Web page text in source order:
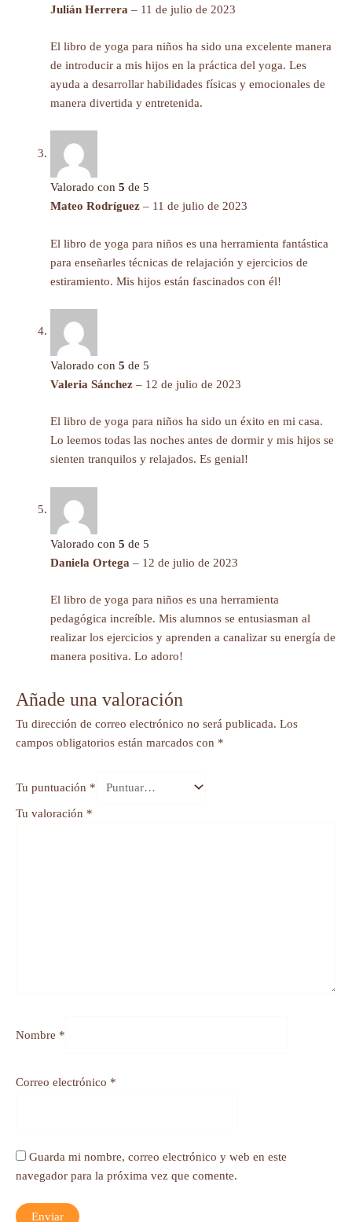
Julián Herrera – 11 de julio de 2023
El libro de yoga para niños ha sido una excelente manera
de introducir a mis hijos en la práctica del yoga. Les
ayuda a desarrollar habilidades físicas y emocionales de
manera divertida y entretenida.
Valorado con 5 de 5
Mateo Rodríguez – 11 de julio de 2023
El libro de yoga para niños es una herramienta fantástica
para enseñarles técnicas de relajación y ejercicios de
estiramiento. Mis hijos están fascinados con él!
Valorado con 5 de 5
Valeria Sánchez – 12 de julio de 2023
El libro de yoga para niños ha sido un éxito en mi casa.
Lo leemos todas las noches antes de dormir y mis hijos se
sienten tranquilos y relajados. Es genial!
Valorado con 5 de 5
Daniela Ortega – 12 de julio de 2023
El libro de yoga para niños es una herramienta
pedagógica increíble. Mis alumnos se entusiasman al
realizar los ejercicios y aprenden a canalizar su energía de
manera positiva. Lo adoro!
Añade una valoración
Tu dirección de correo electrónico no será publicada. Los
campos obligatorios están marcados con *
Tu puntuación *
Tu valoración *
Nombre *
Correo electrónico *
Guarda mi nombre, correo electrónico y web en este
navegador para la próxima vez que comente.